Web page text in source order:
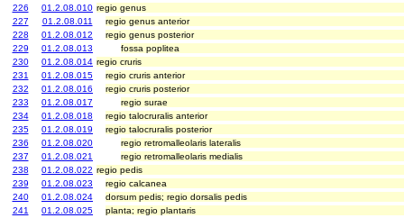
226
01.2.08.010 regio genus
227
01.2.08.011
regio genus anterior
228
01.2.08.012
regio genus posterior
229
01.2.08.013
fossa poplitea
230
01.2.08.014 regio cruris
231
01.2.08.015
regio cruris anterior
232
01.2.08.016
regio cruris posterior
233
01.2.08.017
regio surae
234
01.2.08.018
regio talocruralis anterior
235
01.2.08.019
regio talocruralis posterior
236
01.2.08.020
regio retromalleolaris lateralis
237
01.2.08.021
regio retromalleolaris medialis
238
01.2.08.022 regio pedis
239
01.2.08.023
regio calcanea
240
01.2.08.024
dorsum pedis; regio dorsalis pedis
241
01.2.08.025
planta; regio plantaris